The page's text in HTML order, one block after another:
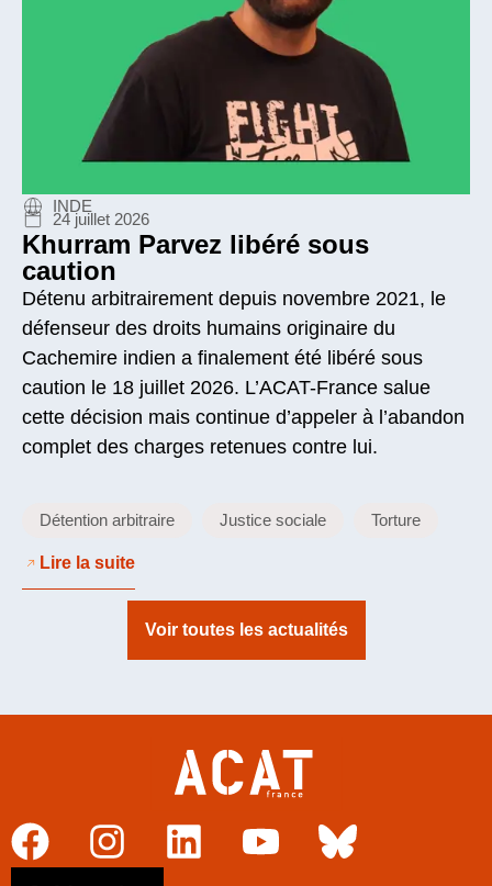
INDE
24 juillet 2026
Khurram Parvez libéré sous
caution
Détenu arbitrairement depuis novembre 2021, le
défenseur des droits humains originaire du
Cachemire indien a finalement été libéré sous
caution le 18 juillet 2026. L’ACAT-France salue
cette décision mais continue d’appeler à l’abandon
complet des charges retenues contre lui.
Détention arbitraire Justice sociale Torture
Lire la suite
Voir toutes les actualités